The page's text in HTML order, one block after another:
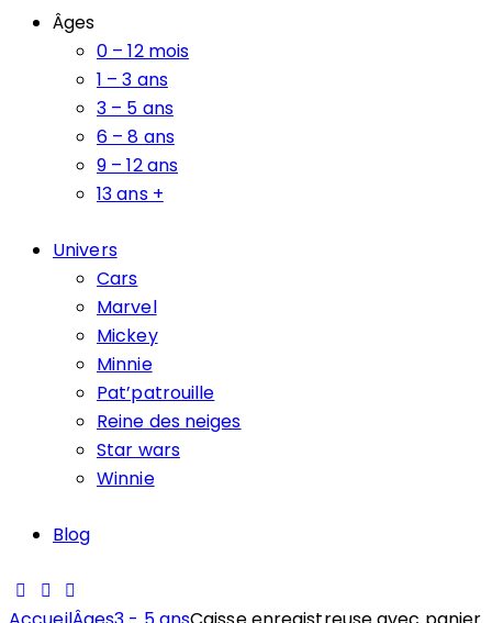
Âges
0 – 12 mois
1 – 3 ans
3 – 5 ans
6 – 8 ans
9 – 12 ans
13 ans +
Univers
Cars
Marvel
Mickey
Minnie
Pat’patrouille
Reine des neiges
Star wars
Winnie
Blog